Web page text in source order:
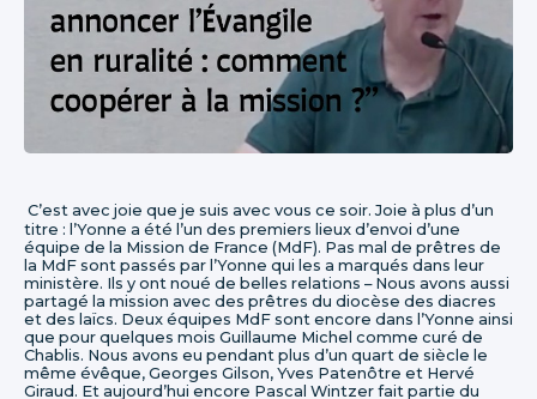
C’est avec joie que je suis avec vous ce soir. Joie à plus d’un
titre : l’Yonne a été l’un des premiers lieux d’envoi d’une
équipe de la Mission de France (MdF). Pas mal de prêtres de
la MdF sont passés par l’Yonne qui les a marqués dans leur
ministère. Ils y ont noué de belles relations – Nous avons aussi
partagé la mission avec des prêtres du diocèse des diacres
et des laïcs. Deux équipes MdF sont encore dans l’Yonne ainsi
que pour quelques mois Guillaume Michel comme curé de
Chablis. Nous avons eu pendant plus d’un quart de siècle le
même évêque, Georges Gilson, Yves Patenôtre et Hervé
Giraud. Et aujourd’hui encore Pascal Wintzer fait partie du